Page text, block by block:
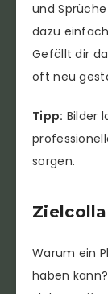
und
dazu
Gefällt dir
oft neu
Tipp: Bilder
sorgen.
Warum ein
haben